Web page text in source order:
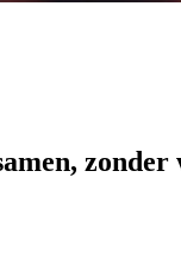
zonder